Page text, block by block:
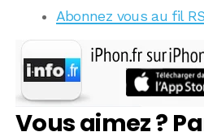
Abonnez vous au fil
Vous aimez ?